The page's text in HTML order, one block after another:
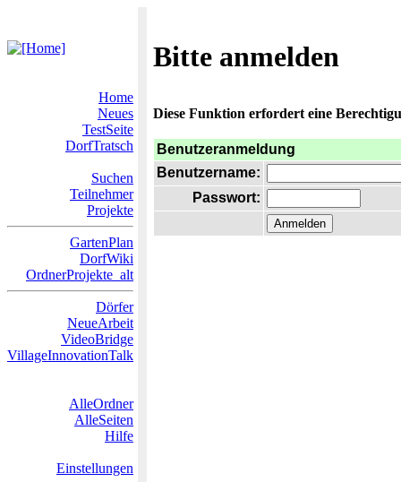
Bitte anmelden
Home
Neues
TestSeite
DorfTratsch
Suchen
Teilnehmer
Projekte
GartenPlan
DorfWiki
OrdnerProjekte_alt
Dörfer
NeueArbeit
VideoBridge
VillageInnovationTalk
AlleOrdner
AlleSeiten
Hilfe
Einstellungen
Diese Funktion erfordert eine
Benutzeranmeldung
Benutzername:
Passwort: